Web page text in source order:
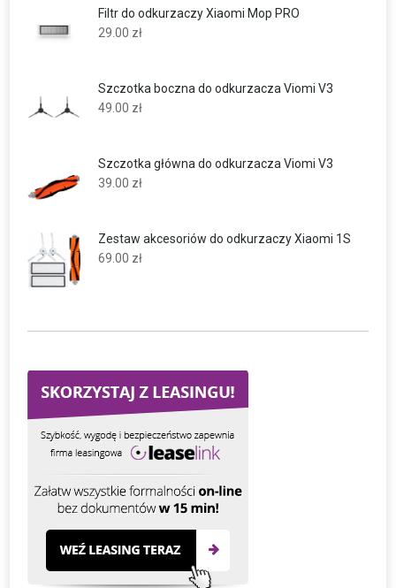
Filtr do odkurzaczy Xiaomi Mop PRO
29.00 zł
Szczotka boczna do odkurzacza Viomi V3
49.00 zł
Szczotka główna do odkurzacza Viomi V3
39.00 zł
Zestaw akcesoriów do odkurzaczy Xiaomi 1S
69.00 zł